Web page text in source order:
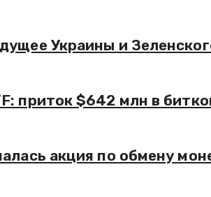
Украины и
приток $642 млн в
акция по обмену